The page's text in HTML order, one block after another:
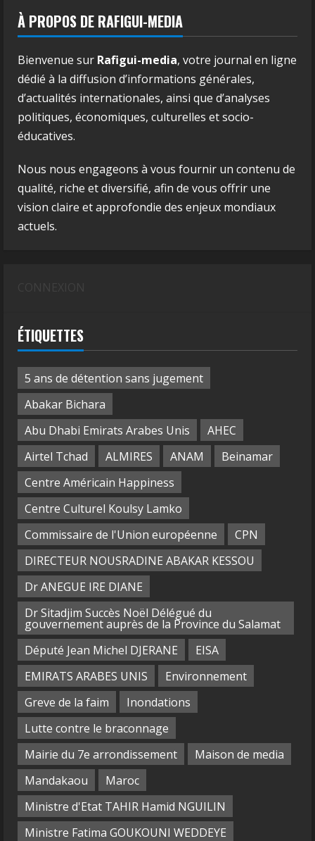
À PROPOS DE RAFIGUI-MEDIA
Bienvenue sur Rafigui-media, votre journal en ligne
dédié à la diffusion d’informations générales,
d’actualités internationales, ainsi que d’analyses
politiques, économiques, culturelles et socio-
éducatives.
Nous nous engageons à vous fournir un contenu de
qualité, riche et diversifié, afin de vous offrir une
vision claire et approfondie des enjeux mondiaux
actuels.
ÉTIQUETTES
5 ans de détention sans jugement
Abakar Bichara
Abu Dhabi Emirats Arabes Unis
AHEC
Airtel Tchad
ALMIRES ANAM
Beinamar
Centre Américain Happiness
Centre Culturel Koulsy Lamko
Commissaire de l'Union européenne
CPN
DIRECTEUR NOUSRADINE ABAKAR KESSOU
Dr ANEGUE IRE DIANE
Dr Sitadjim Succès Noël Délégué du
gouvernement auprès de la Province du Salamat
Député Jean Michel DJERANE
EISA
EMIRATS ARABES UNIS
Environnement
Greve de la faim
Inondations
Lutte contre le braconnage
Mairie du 7e arrondissement
Maison de media
Mandakaou
Maroc
Ministre d'Etat TAHIR Hamid NGUILIN
Ministre Fatima GOUKOUNI WEDDEYE